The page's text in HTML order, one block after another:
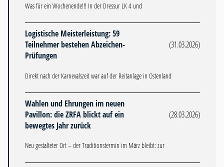
Was für ein Wochenende!!! In der Dressur LK 4 und
Logistische Meisterleistung: 59
Teilnehmer bestehen Abzeichen-
Prüfungen
(31.03.2026)
Direkt nach der Karnevalszeit war auf der Reitanlage in Ostenland
Wahlen und Ehrungen im neuen
Pavillon: die ZRFA blickt auf ein
bewegtes Jahr zurück
(28.03.2026)
Neu gestalteter Ort – der Traditionstermin im März bleibt: zur